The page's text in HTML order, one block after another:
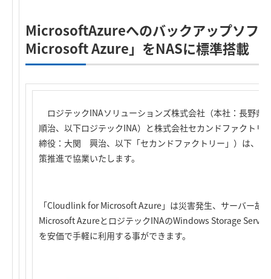
MicrosoftAzureへのバックアップソフ
Microsoft Azure」をNASに標準搭載
ロジテックINAソリューションズ株式会社（本社：長野県
順治、以下ロジテックINA）と株式会社セカンドファクトリ
締役：大関 興治、以下「セカンドファクトリー」）は、
策推進で協業いたします。
「Cloudlink for Microsoft Azure」は災害発生、サーバー故
Microsoft AzureとロジテックINAのWindows Storage Server
を安価で手軽に利用する事ができます。